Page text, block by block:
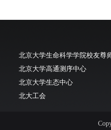
北京大学生命科学学院校友尊
北京大学高通测序中心
北京大学生态中心
北大工会